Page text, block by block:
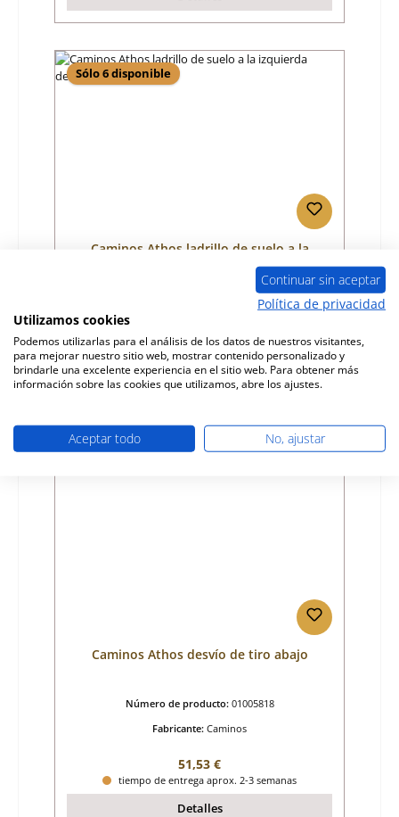
Sólo 6 disponible
Caminos Athos ladrillo de suelo a la
01005812
Precio normal:
29,21 €
Disponible, plazo de entrega: 4-6 días
Caminos Athos desvío de tiro abajo
Número de producto: 01005818
Fabricante: Caminos
Precio normal:
51,53 €
tiempo de entrega aprox. 2-3 semanas
Detalles
Continuar sin aceptar
Política de privacidad
Utilizamos cookies
Podemos utilizarlas para el análisis de los datos de nuestros visitantes,
para mejorar nuestro sitio web, mostrar contenido personalizado y
brindarle una excelente experiencia en el sitio web. Para obtener más
información sobre las cookies que utilizamos, abre los ajustes.
Aceptar todo No, ajustar